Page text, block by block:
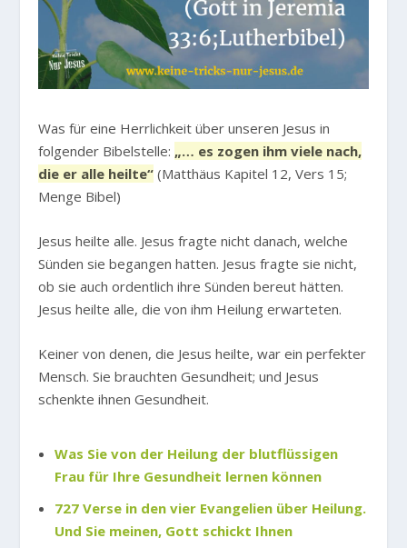
Was für eine Herrlichkeit über unseren Jesus in
folgender Bibelstelle: „… es zogen ihm viele nach,
die er alle heilte“ (Matthäus Kapitel 12, Vers 15;
Menge Bibel)
Jesus heilte alle. Jesus fragte nicht danach, welche
Sünden sie begangen hatten. Jesus fragte sie nicht,
ob sie auch ordentlich ihre Sünden bereut hätten.
Jesus heilte alle, die von ihm Heilung erwarteten.
Keiner von denen, die Jesus heilte, war ein perfekter
Mensch. Sie brauchten Gesundheit; und Jesus
schenkte ihnen Gesundheit.
Was Sie von der Heilung der blutflüssigen
Frau für Ihre Gesundheit lernen können
727 Verse in den vier Evangelien über Heilung.
Und Sie meinen, Gott schickt Ihnen